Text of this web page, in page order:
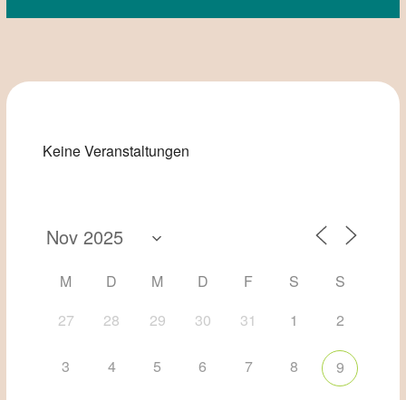
Keine Veranstaltungen
M D M D F S
S
27
28 29 30 31 1 2
3 4 5 6 7 8 9